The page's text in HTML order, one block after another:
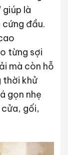
là
cứng đầu.
từng sợi
mà còn hỗ
thời khử
gọn nhẹ
gối,